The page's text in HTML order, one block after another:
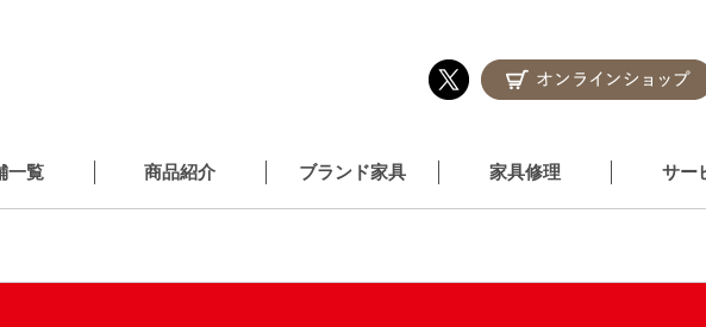
一覧 商品紹介 ブランド家具 家具修理 サー